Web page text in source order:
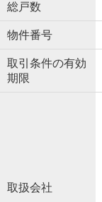
総戸数
物件番号
取引条件の有効
期限
取扱会社